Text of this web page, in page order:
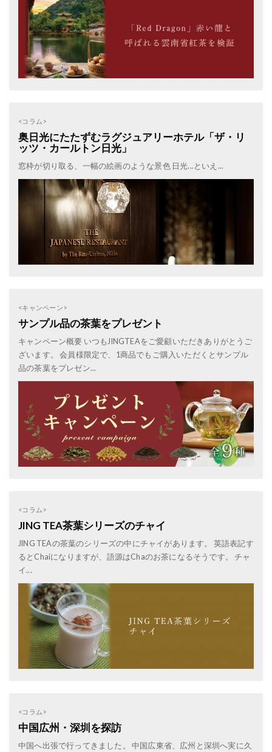
<コラム>
奥日光にたたずむラグジュアリーホテル「ザ・リ
ッツ・カールトン日光」
窓枠が切り取る、一幅の絵画のような景色 日光...といえ...
<キャンペーン>
サンプル品の茶葉をプレゼント
キャンペーン概要 いつもJINGTEAをご愛顧いただきありがとうご
ざいます。 会員様限定で、1商品でもご購入いただくとサンプル
品の茶葉をプレゼン...
<コラム>
JING TEA茶葉シリーズのチャイ
JING TEAの茶葉のシリーズの中にチャイがあります。 英語表記す
るとChaiになりますが、語源はChaのお茶になるそうです。 チャ
イ...
<コラム>
中国広州・深圳を探訪
中国へ出張で行ってきました。 中国広東省、広州と深圳へ実に久